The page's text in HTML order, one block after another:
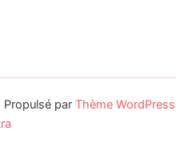
par Thème WordPress